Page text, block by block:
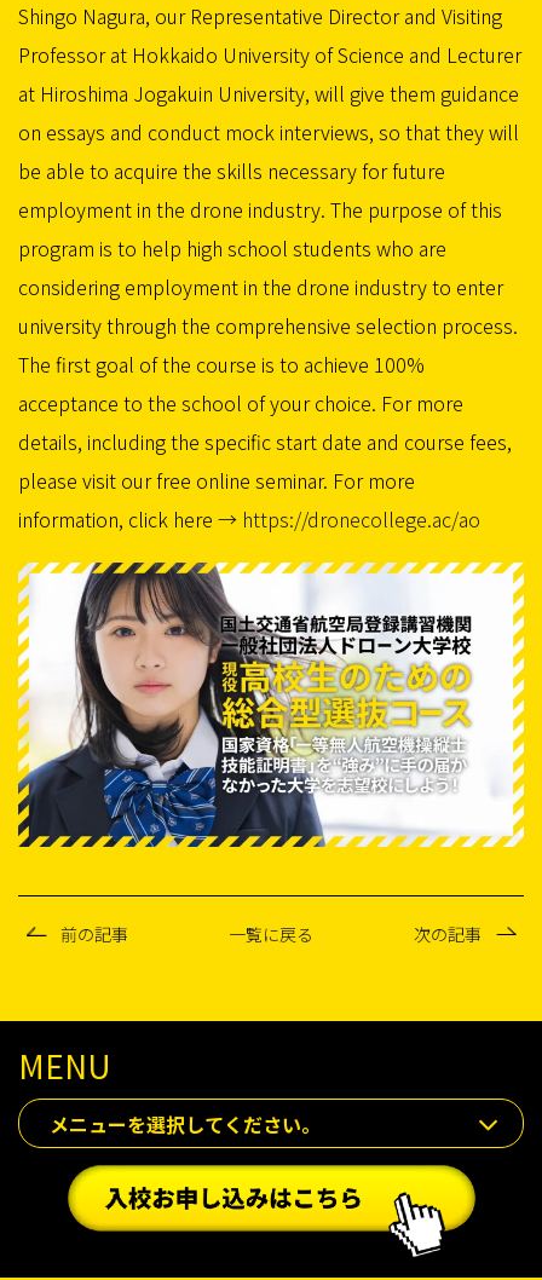
Shingo Nagura, our Representative Director and Visiting
Professor at Hokkaido University of Science and Lecturer
at Hiroshima Jogakuin University, will give them guidance
on essays and conduct mock interviews, so that they will
be able to acquire the skills necessary for future
employment in the drone industry. The purpose of this
program is to help high school students who are
considering employment in the drone industry to enter
university through the comprehensive selection process.
The first goal of the course is to achieve 100%
acceptance to the school of your choice. For more
details, including the specific start date and course fees,
please visit our free online seminar. For more
information, click here → https://dronecollege.ac/ao
前の記事 一覧に戻る 次の記事
MENU
メニューを選択してください。